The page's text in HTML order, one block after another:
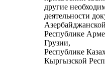
другие
деятельности
Республике
Грузии,
Республике
Кыргызской